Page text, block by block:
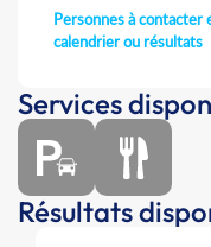
Personnes à contacter
calendrier ou résultats
Services
Résultats